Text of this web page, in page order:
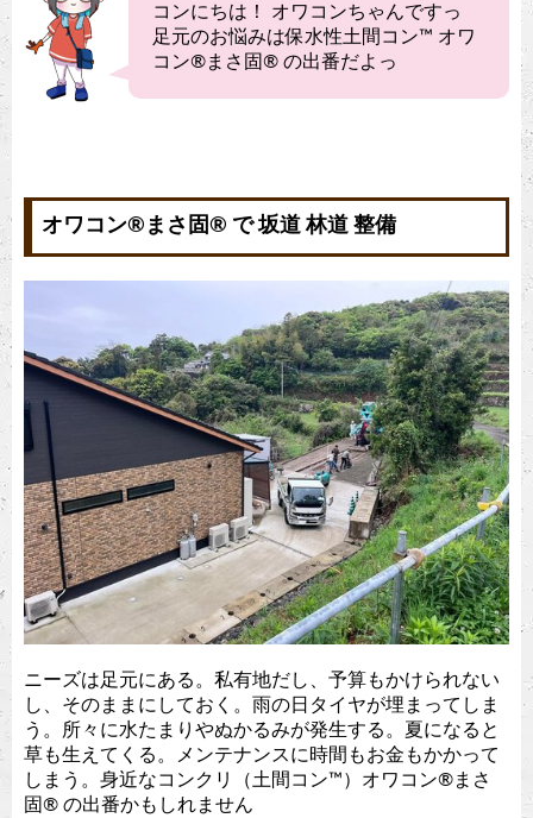
コンにちは！ オワコンちゃんですっ
足元のお悩みは保水性土間コン™︎ オワ
コン®︎まさ固®︎ の出番だよっ
オワコン®︎まさ固®︎ で 坂道 林道 整備
ニーズは足元にある。私有地だし、予算もかけられない
し、そのままにしておく。雨の日タイヤが埋まってしま
う。所々に水たまりやぬかるみが発生する。夏になると
草も生えてくる。メンテナンスに時間もお金もかかって
しまう。身近なコンクリ（土間コン™︎）オワコン®︎まさ
固®︎ の出番かもしれません